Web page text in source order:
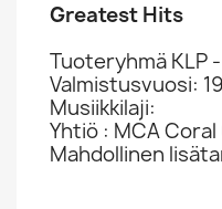
Greatest Hits
Tuoteryhmä KLP
Valmistusvuosi:
Musiikkilaji:
Yhtiö : MCA Coral
Mahdollinen